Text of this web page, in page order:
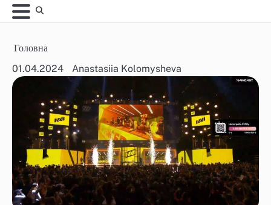
Skip
to
Головна
01.04.2024
Anastasiia Kolomysheva